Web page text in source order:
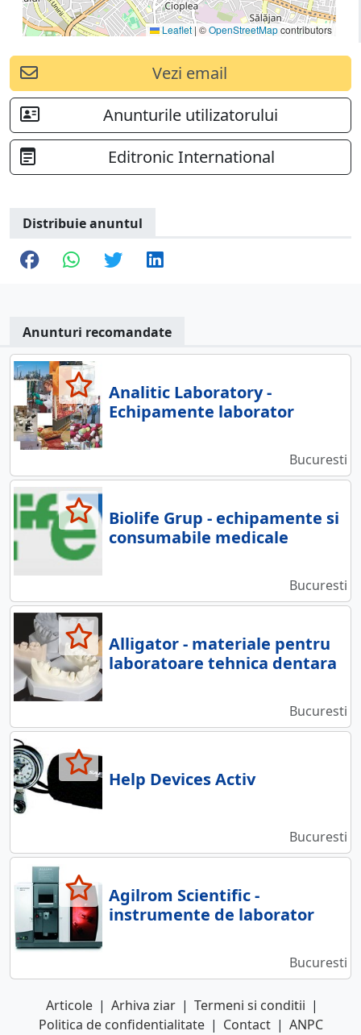
Leaflet | ©OpenStreetMapcontributors
Vezi email
Anunturile utilizatorului
Editronic International
Distribuie anuntul
Anunturi recomandate
Analitic Laboratory -
Echipamente laborator
Bucuresti
Biolife Grup - echipamente si
consumabile medicale
Bucuresti
Alligator - materiale pentru
laboratoare tehnica dentara
Bucuresti
Help Devices Activ
Bucuresti
Agilrom Scientific -
instrumente de laborator
Bucuresti
Articole | Arhiva ziar | Termeni si conditii |
Politica de confidentialitate | Contact | ANPC